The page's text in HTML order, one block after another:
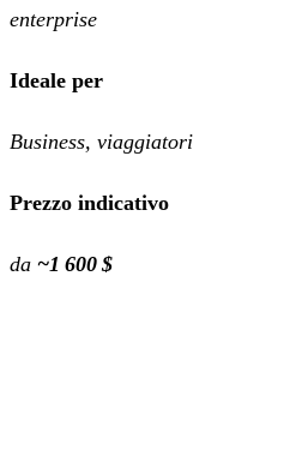
enterprise
Ideale per
Business, viaggiatori
Prezzo indicativo
da ~1 600 $